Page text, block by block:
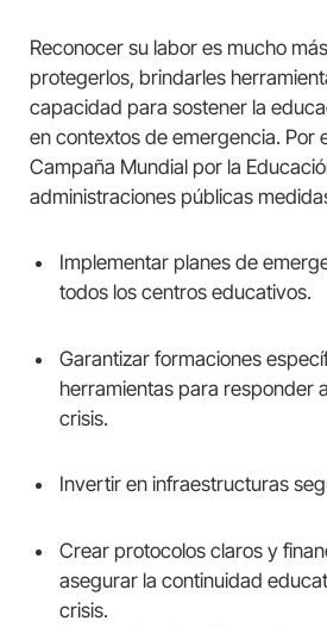
Reconocer su labor es mucho
protegerlos, brindarles
capacidad para sostener la
en contextos de emergencia. Por
Campaña Mundial por la
administraciones públicas
Implementar planes de
todos los centros educativos.
Garantizar formaciones
herramientas para responder
crisis.
Invertir en infraestructuras
Crear protocolos claros y
asegurar la continuidad
crisis.